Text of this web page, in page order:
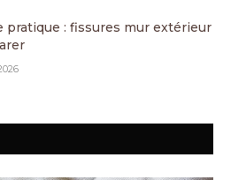
pratique : fissures mur extérieur